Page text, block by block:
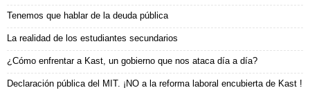
Tenemos que hablar de la deuda pública
La realidad de los estudiantes secundarios
¿Cómo enfrentar a Kast, un gobierno que nos ataca día a día?
Declaración pública del MIT. ¡NO a la reforma laboral encubierta de Kast !